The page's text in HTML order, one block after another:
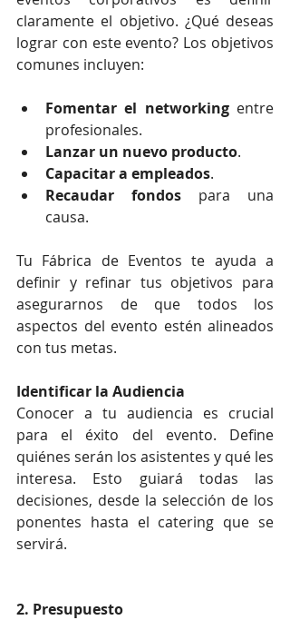
claramente el objetivo. ¿Qué deseas
lograr con este evento? Los objetivos
comunes incluyen:
Fomentar el networking entre
profesionales.
Lanzar un nuevo producto.
Capacitar a empleados.
Recaudar fondos para una
causa.
Tu Fábrica de Eventos te ayuda a
definir y refinar tus objetivos para
asegurarnos de que todos los
aspectos del evento estén alineados
con tus metas.
Identificar la Audiencia
Conocer a tu audiencia es crucial
para el éxito del evento. Define
quiénes serán los asistentes y qué les
interesa. Esto guiará todas las
decisiones, desde la selección de los
ponentes hasta el catering que se
servirá.
2. Presupuesto